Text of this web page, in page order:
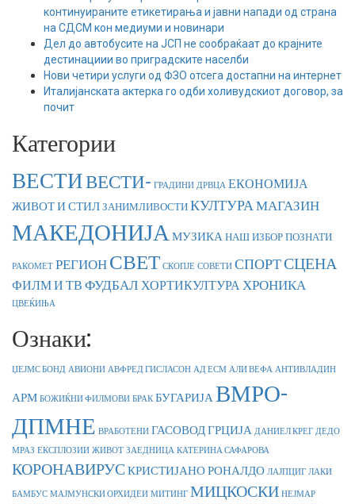
континуираните етикетирања и јавни напади од страна
на СДСМ кон медиуми и новинари
Дел до автобусите на ЈСП не сообраќаат до крајните
дестинациии во приградските населби
Нови четири услуги од ФЗО отсега достапни на интернет
Италијанската актерка го одби холивудскиот договор, за
почит
Категории
ВЕСТИВЕСТИ- ГРАДИНИ ДРВЦА ЕКОНОМИЈА
ЖИВОТ И СТИЛЗАНИМЛИВОСТИКУЛТУРА МАГАЗИН
МАКЕДОНИЈА МУЗИКА НАШ ИЗБОРПОЗНАТИ
РАКОМЕТ РЕГИОНСВЕТ СКОПЈЕ СОВЕТИ СПОРТСЦЕНА
ФИЛМ И ТВ ФУДБАЛ ХОРТИКУЛТУРА ХРОНИКА
ЦВЕЌИЊА
Ознаки:
ЏЕЈМС БОНД АВИОНИ АВФРЕД ГИСЛАСОН АД ЕСМ АЛИ ВЕФА АНТИВЛАДИН
АРМ БОЖИЌНИ ФИЛМОВИ БРАК БУГАРИЈА ВМРО-
ДПМНЕ ВРАБОТЕНИ ГАСОВОДГРЦИЈА ДАНИЕЛ КРЕГ ДЕДО
МРАЗ ЕКСПЛОЗИИ ЖИВОТ ЗАЕДНИЦА КАТЕРИНА САФАРОВА
КОРОНАВИРУСКРИСТИЈАНО РОНАЛДО ЛАЈПЦИГ ЛАКИ
БАМБУС МАЈМУНСКИ ОРХИДЕИ МИТИНГ МИЦКОСКИ НЕЈМАР